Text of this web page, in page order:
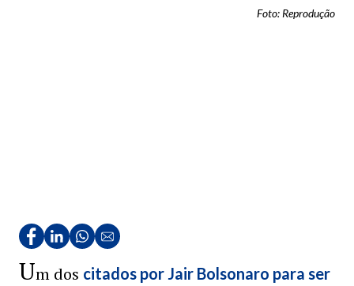
Foto: Reprodução
Um dos citados por Jair Bolsonaro para ser